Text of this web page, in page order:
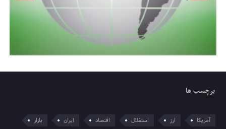
برچسب ها
آمریکا ارز استقلال اقتصاد ایران
بازار